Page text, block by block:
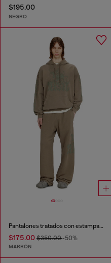
$195.00
NEGRO
Pantalones tratados con estampado de logo
$175.00 $350.00-50%
MARRÓN